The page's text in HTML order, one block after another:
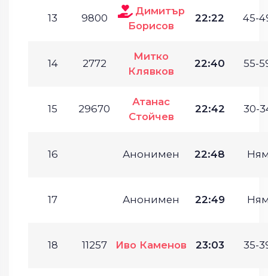
13 9800
Димитър
Борисов
22:22 45-
14 2772
Митко
Клявков
22:40 55-
15 29670
Атанас
Стойчев
22:42 30-
16 Анонимен 22:48
17 Анонимен 22:49
18 11257 Иво Каменов 23:03 35-